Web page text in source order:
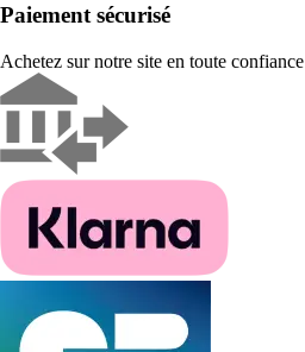
Paiement sécurisé
Achetez sur notre site en toute confiance